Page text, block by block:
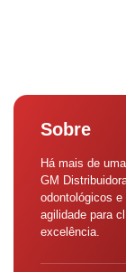
Sobre
Há mais de
GM
odontológicos
agilidade para
excelência.